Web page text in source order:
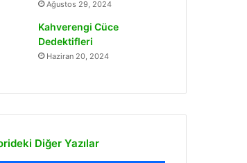
Ağustos 29, 2024
Kahverengi Cüce
Dedektifleri
Haziran 20, 2024
Diğer Yazılar